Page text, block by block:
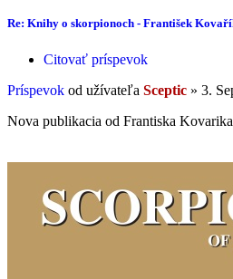
Re: Knihy o skorpionoch - František
Citovať príspevok
Príspevok od užívateľa Sceptic » 3.
Nova publikacia od Frantiska Kovarika